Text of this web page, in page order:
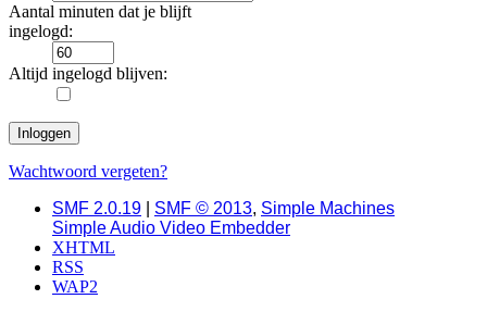
Aantal minuten dat je blijft
ingelogd:
Altijd ingelogd blijven:
Wachtwoord vergeten?
SMF 2.0.19
SMF © 2013, Simple Machines
Simple Audio Video Embedder
XHTML
RSS
WAP2